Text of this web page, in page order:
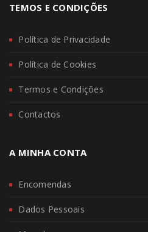
TEMOS E CONDIÇÕES
Política de Privacidade
Política de Cookies
Termos e Condições
Contactos
A MINHA CONTA
Encomendas
Dados Pessoais